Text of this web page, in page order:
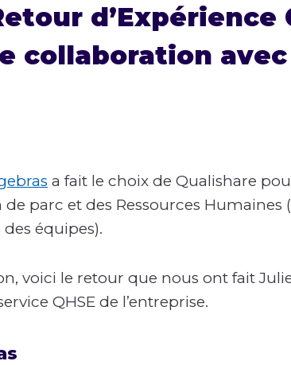
collaboration avec
a fait le choix de Qualishare
de parc et des Ressources Humaines
équipes).
voici le retour que nous ont fait
QHSE de l’entreprise.